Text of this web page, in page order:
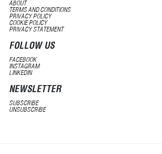
ABOUT
TERMS AND CONDITIONS
PRIVACY POLICY
COOKIE POLICY
PRIVACY STATEMENT
FOLLOW US
FACEBOOK
INSTAGRAM
LINKEDIN
NEWSLETTER
SUBSCRIBE
UNSUBSCRIBE